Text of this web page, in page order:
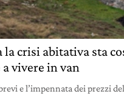
la crisi abitativa sta
vivere in van
e l’impennata dei prezzi